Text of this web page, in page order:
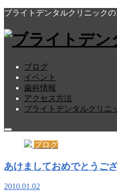
ブライトデンタルクリニック
ブログ
イベント
歯科情報
アクセス方法
ブライトデンタルクリニ
ブログ
あけましておめでと
2010.01.02